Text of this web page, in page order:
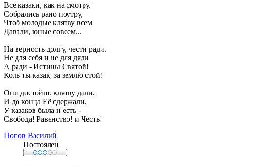
Все казаки, как на смотру.
Собрались рано поутру,
Чтоб молодые клятву всем
Давали, юные совсем...
На верность долгу, чести ради.
Не для себя и не для дяди
А ради - Истины Святой!
Коль ты казак, за землю стой!
Они достойно клятву дали.
И до конца Её сдержали.
У казаков была и есть -
Свобода! Равенство! и Честь!
Попов Василий
Постоялец